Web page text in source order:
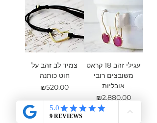
עגילי זהב 18 קראט
משובצים רובי
אובליות
מחיר
₪2,880.00
צמיד לב זהב על
חוט כותנה
מחיר
₪520.00
sold